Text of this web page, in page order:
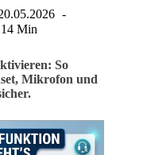
14 Min
So
Mikrofon und